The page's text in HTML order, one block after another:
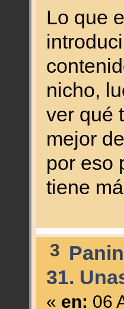
Lo que
nicho,
ver qué
mejor
por eso
tiene
3
31.
« en: 06